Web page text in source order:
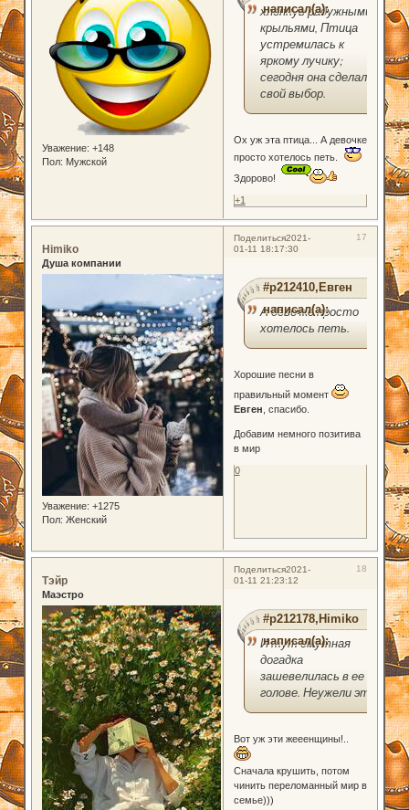
Уважение: +148
Пол: Мужской
написал(а):
хлопнув радужными
крыльями, Птица
устремилась к
яркому лучику;
сегодня она сделала
свой выбор.
Ох уж эта птица... А девочке
просто хотелось петь.
Здорово!
+1
Поделиться 17
2021-
01-11 18:17:30
Himiko
Душа компании
Уважение: +1275
Пол: Женский
#p212410,Евген
написал(а):
А девочке просто
хотелось петь.
Хорошие песни в
правильный момент
Евген , cпасибо.
Добавим немного позитива
в мир
0
Поделиться 18
2021-
01-11 21:23:12
Тэйр
Маэстро
#p212178,Himiko
написал(а):
И тут смутная
догадка
зашевелилась в ее
голове. Неужели это
Вот уж эти жееенщины!..
Сначала крушить, потом
чинить переломанный мир в
семье)))